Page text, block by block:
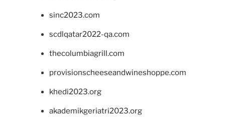
sinc2023.com
scdlqatar2022-qa.com
thecolumbiagrill.com
provisionscheeseandwineshoppe.com
khedi2023.org
akademikgeriatri2023.org